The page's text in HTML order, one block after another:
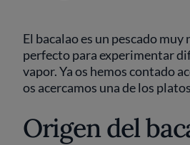
El bacalao es un pescado
perfecto para experimentar
vapor. Ya os hemos contado
os acercamos una de los
Origen del